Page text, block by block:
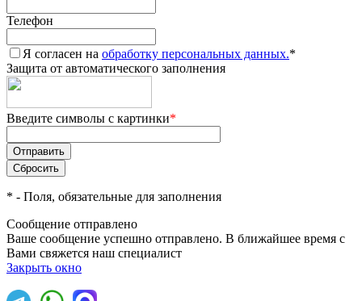
Телефон
Я согласен на обработку персональных данных.*
Защита от автоматического заполнения
Введите символы с картинки*
* - Поля, обязательные для заполнения
Сообщение отправлено
Ваше сообщение успешно отправлено. В ближайшее время с
Вами свяжется наш специалист
Закрыть окно